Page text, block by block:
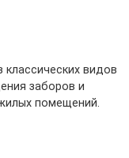
видов
заборов и
помещений.